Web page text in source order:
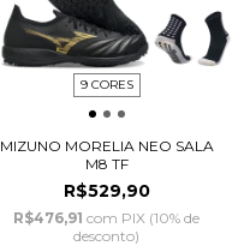
9 CORES
MIZUNO MORELIA NEO SALA
M8 TF
R$529,90
R$476,91 com PIX (10% de
desconto)